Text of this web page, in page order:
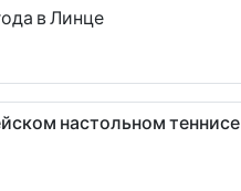
в Линце
настольном теннисе